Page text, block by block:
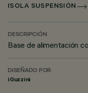
ISOLA SUSPENSIÓN
DESCRIPCIÓN
Base de alimentación
DISEÑADO POR
iGuzzini